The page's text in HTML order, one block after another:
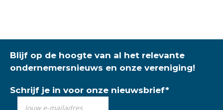
Blijf op de hoogte van al het relevante
ondernemersnieuws en onze vereniging!
Schrijf je in voor onze nieuwsbrief*